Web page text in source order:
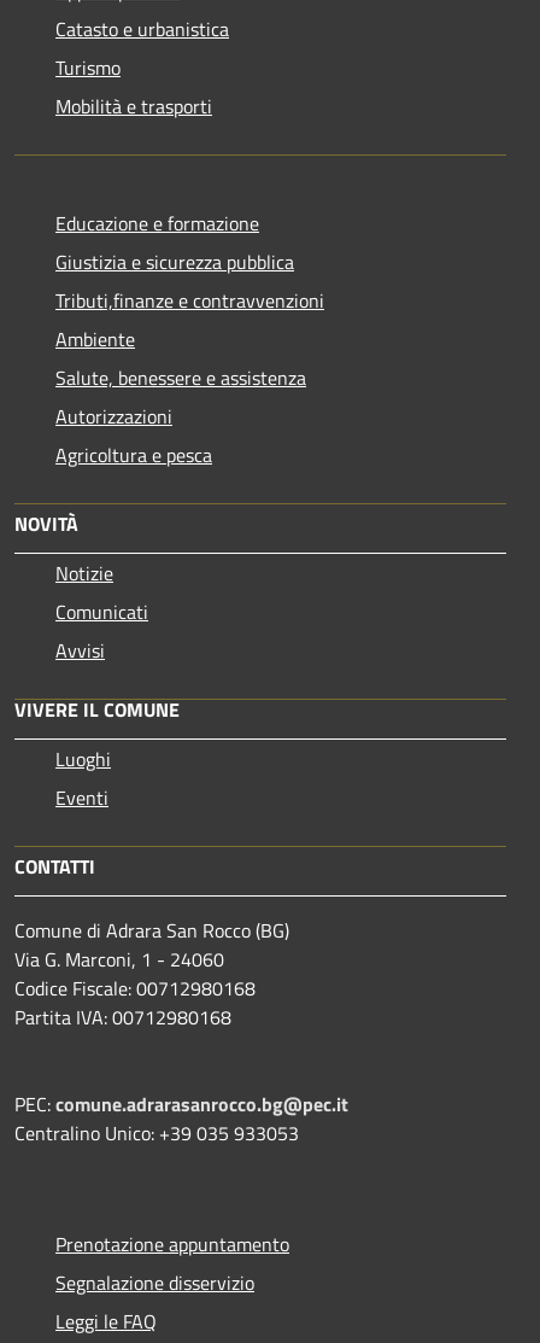
Catasto e urbanistica
Turismo
Mobilità e trasporti
Educazione e formazione
Giustizia e sicurezza pubblica
Tributi,finanze e contravvenzioni
Ambiente
Salute, benessere e assistenza
Autorizzazioni
Agricoltura e pesca
NOVITÀ
Notizie
Comunicati
Avvisi
VIVERE IL COMUNE
Luoghi
Eventi
CONTATTI
Comune di Adrara San Rocco (BG)
Via G. Marconi, 1 - 24060
Codice Fiscale: 00712980168
Partita IVA: 00712980168
PEC:comune.adrarasanrocco.bg@pec.it
Centralino Unico: +39 035 933053
Prenotazione appuntamento
Segnalazione disservizio
Leggi le FAQ